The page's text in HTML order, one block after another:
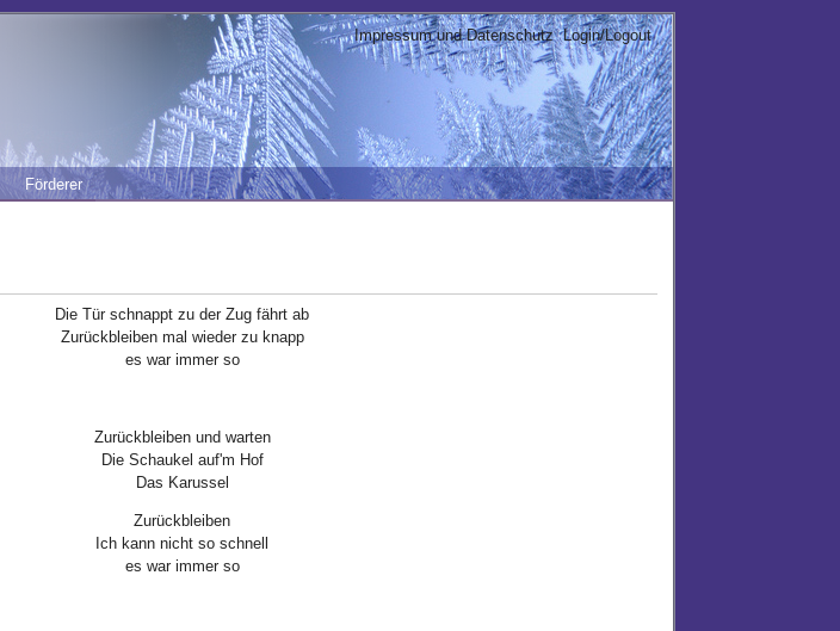
Impressum und Datenschutz Login/Logout
Förderer
Die Tür schnappt zu der Zug fährt ab
Zurückbleiben mal wieder zu knapp
es war immer so
Zurückbleiben und warten
Die Schaukel auf'm Hof
Das Karussel
Zurückbleiben
Ich kann nicht so schnell
es war immer so